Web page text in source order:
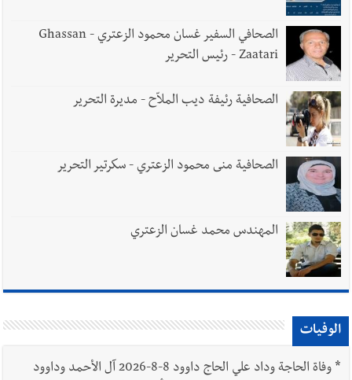
الصحافي السفير غسان محمود الزعتري - Ghassan
Zaatari - رئيس التحرير
الصحافية رئيفة ديب الملاّح - مديرة التحرير
الصحافية منى محمود الزعتري - سكرتير التحرير
المهندس محمد غسان الزعتري
الوفيات
*
وفاة الحاجة وداد علي الحاج داوود 8-8-2026 آل الأحمد وداوود